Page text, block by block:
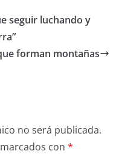
seguir luchando y
forman montañas
no será publicada.
con *